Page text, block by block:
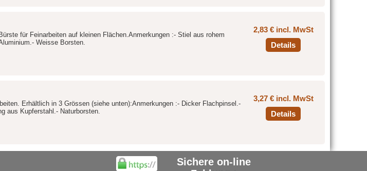
für Feinarbeiten auf kleinen Flächen.Anmerkungen :- Stiel aus rohem
Weisse Borsten.
2,83 € incl. MwSt
Details
Erhältlich in 3 Grössen (siehe unten):Anmerkungen :- Dicker Flachpinsel.-
aus Kupferstahl.- Naturborsten.
3,27 € incl. MwSt
Details
Sichere on-line